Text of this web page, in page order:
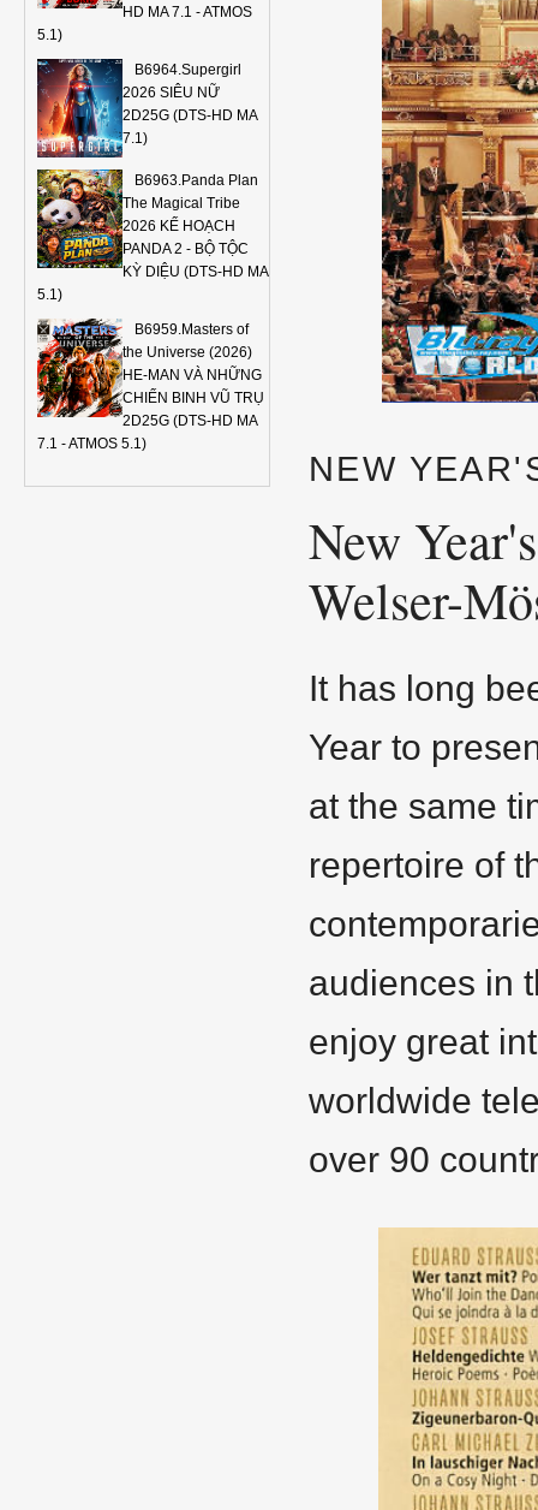
HD MA 7.1 - ATMOS
5.1)
B6964.Supergirl
2026 SIÊU NỮ
2D25G (DTS-HD MA
7.1)
B6963.Panda Plan
The Magical Tribe
2026 KẾ HOẠCH
PANDA 2 - BỘ TỘC
KỲ DIỆU (DTS-HD MA
5.1)
B6959.Masters of
the Universe (2026)
HE-MAN VÀ NHỮNG
CHIẾN BINH VŨ TRỤ
2D25G (DTS-HD MA
7.1 - ATMOS 5.1)
NEW
New
Welser-
It has long
Year to
at the same
repertoire of
audiences in
enjoy great
worldwide
over 90